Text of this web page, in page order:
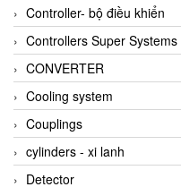
Albrecht-Automatik Viet Nam
Allen Bradley Vietnam
Alpha Moisture Vietnam
Alpha-Achem Vietnam
Alphino
ALRE-IT Vietnam
Altech
Controller- bộ điều khiển
Controllers Super Systems
CONVERTER
Cooling system
Couplings
cylinders - xi lanh
Detector